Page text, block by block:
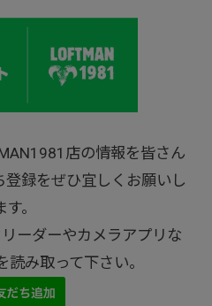
店の情報を皆さん
登録をぜひ宜しくお願いし
す。
ーダーやカメラアプリな
読み取って下さい。